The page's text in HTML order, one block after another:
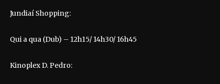
Jundiaí Shopping:
Qui a qua (Dub) – 12h15/ 14h30/ 16h45
Kinoplex D. Pedro: